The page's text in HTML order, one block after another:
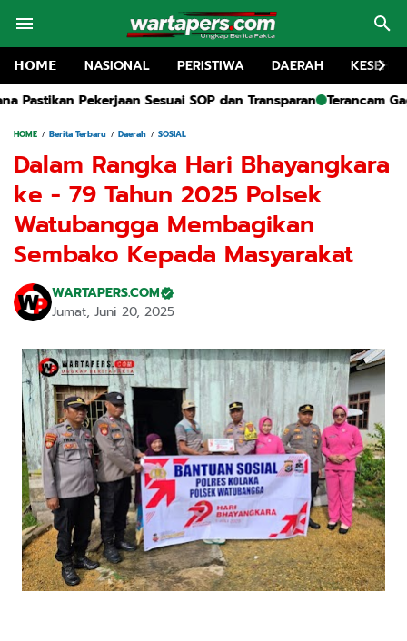
𝗛𝗢𝗠𝗘 NASIONAL PERISTIWA DAERAH
SOP dan Transparan Terancam Gagal, Ketua Panitia HUT
HOME Berita Terbaru Daerah SOSIAL
Dalam Rangka Hari Bhayangkara
ke - 79 Tahun 2025 Polsek
Watubangga Membagikan
Sembako Kepada Masyarakat
WARTAPERS.COM
Jumat, Juni 20, 2025